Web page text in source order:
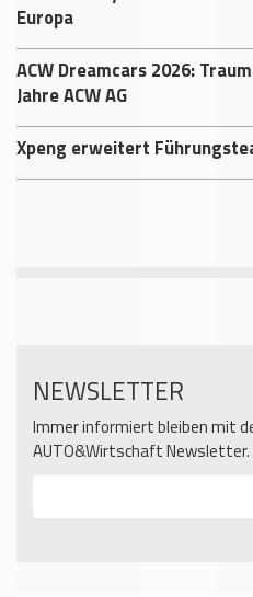
Europa
ACW Dreamcars 2026:
Jahre ACW AG
Xpeng erweitert
NEWSLETTER
Immer informiert bleiben mit
AUTO&Wirtschaft